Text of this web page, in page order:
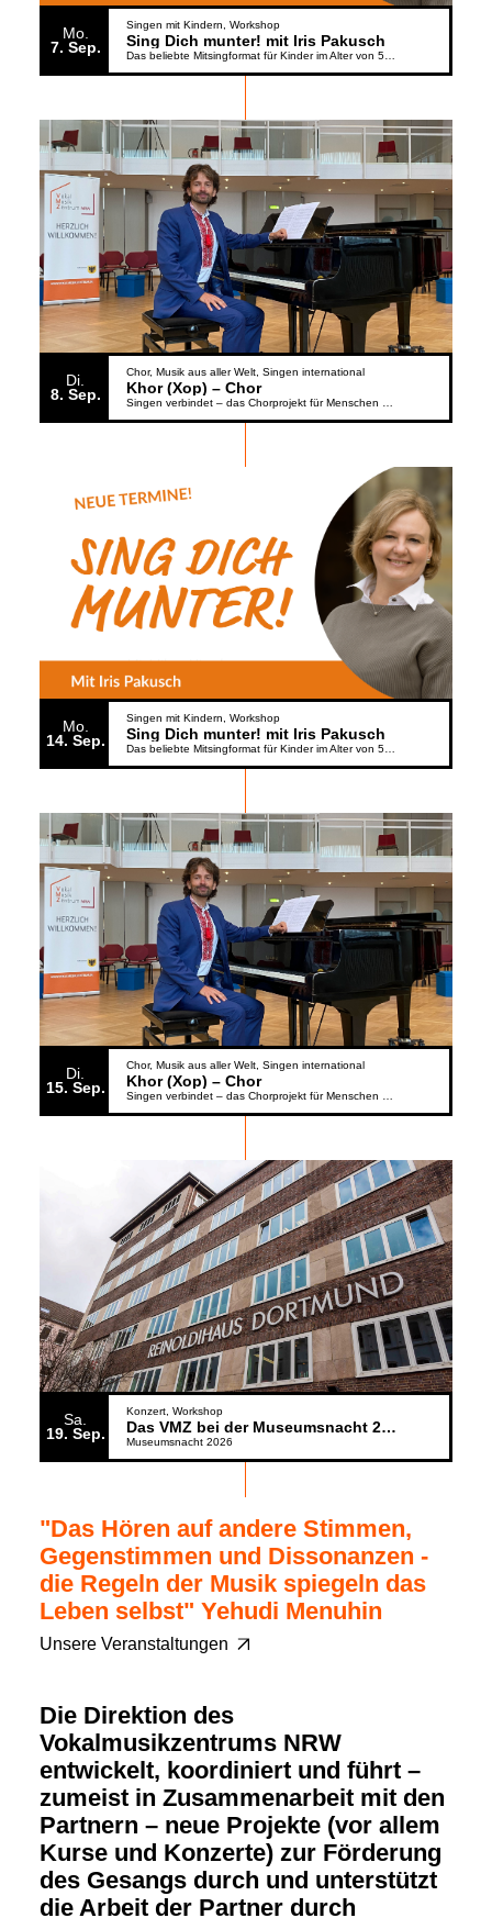
Mo.
7 Sep.
Singen mit Kindern Workshop
Sing Dich munter! mit Iris Pakusch
Das beliebte Mitsingformat für Kinder im Alter von 5 bis 6 Jahren geht weiter
Di.
8 Sep.
Chor Musik aus aller Welt Singen international
Khor (Xop) – Chor
Mo.
14 Sep.
Singen mit Kindern Workshop
Sing Dich munter! mit Iris Pakusch
Das beliebte Mitsingformat für Kinder im Alter von 5 bis 6 Jahren geht weiter
Di.
15 Sep.
Chor Musik aus aller Welt Singen international
Khor (Xop) – Chor
Sa.
19 Sep.
Konzert Workshop
Das VMZ bei der Museumsnacht 2026
Museumsnacht 2026
"Das Hören auf andere Stimmen,
Gegenstimmen und Dissonanzen -
die Regeln der Musik spiegeln das
Leben selbst" Yehudi Menuhin
Unsere Veranstaltungen
Die Direktion des
Vokalmusikzentrums NRW
entwickelt, koordiniert und führt –
zumeist in Zusammenarbeit mit den
Partnern – neue Projekte (vor allem
Kurse und Konzerte) zur Förderung
des Gesangs durch und unterstützt
die Arbeit der Partner durch